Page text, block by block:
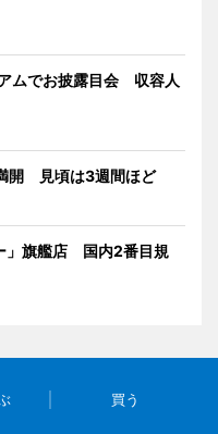
ムでお披露目会 収容人
開 見頃は3週間ほど
」旗艦店 国内2番目規
買う